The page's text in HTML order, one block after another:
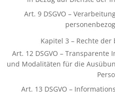
Art. 9 DSGVO –
Kapitel 3 – Rechte
Art. 12 DSGVO –
und Modalitäten für die
Art. 13 DSGVO –